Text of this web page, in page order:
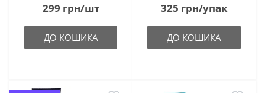
299 грн/шт
ДО КОШИКА
325 грн/упак
ДО КОШИКА